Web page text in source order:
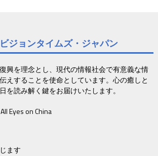
ジョンタイムズ・ジャパン
興を理念とし、現代の情報社会で有意義な情
えすることを使命としています。心の癒しと
を読み解く鍵をお届けいたします。
Eyes on China
ます